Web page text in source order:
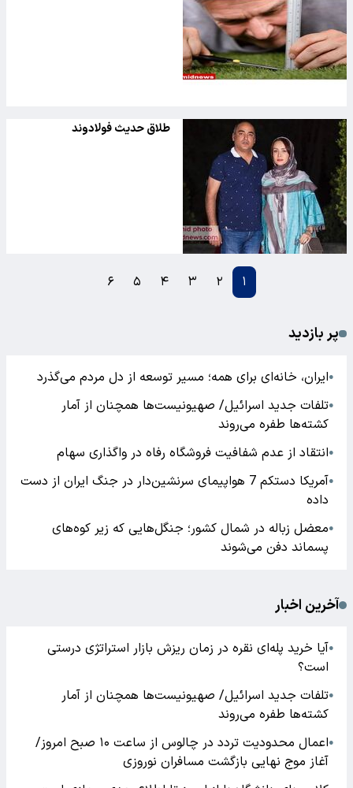
طلاق حدیث فولادوند
۱ ۲ ۳ ۴ ۵ ۶
پر بازدید
●ایران، خانه‌ای برای همه؛ مسیر توسعه از دل مردم می‌گذرد
●تلفات جدید اسرائیل/ صهیونیست‌ها همچنان از آمار
کشته‌ها طفره می‌روند
●انتقاد از عدم شفافیت فروشگاه رفاه در واگذاری سهام
●
آمریکا دستکم 7 هواپیمای سرنشین‌دار در جنگ ایران از دست
داده
●معضل زباله در شمال کشور؛ جنگل‌هایی که زیر کوه‌های
پسماند دفن می‌شوند
آخرین اخبار
●آیا خرید پله‌ای نقره در زمان ریزش بازار استراتژی درستی
است؟
●تلفات جدید اسرائیل/ صهیونیست‌ها همچنان از آمار
کشته‌ها طفره می‌روند
●
اعمال محدودیت تردد در چالوس از ساعت ۱۰ صبح امروز/
آغاز موج نهایی بازگشت مسافران نوروزی